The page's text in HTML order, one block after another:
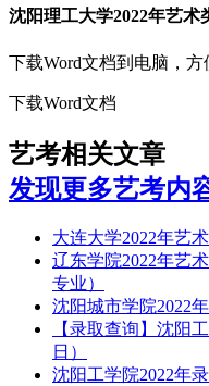
沈阳理工大学2022年艺术
下载Word文档到电脑，方
下载Word文档
艺考相关文章
发现更多艺考内
大连大学2022年艺
辽东学院2022年艺
专业）
沈阳城市学院2022
【录取查询】沈阳
日）
沈阳工学院2022年